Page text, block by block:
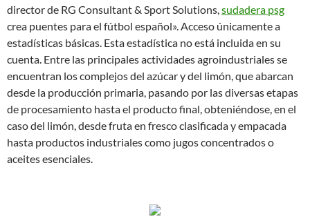
director de RG Consultant & Sport Solutions,sudadera psg
crea puentes para el fútbol español». Acceso únicamente a
estadísticas básicas. Esta estadística no está incluida en su
cuenta. Entre las principales actividades agroindustriales se
encuentran los complejos del azúcar y del limón, que abarcan
desde la producción primaria, pasando por las diversas etapas
de procesamiento hasta el producto final, obteniéndose, en el
caso del limón, desde fruta en fresco clasificada y empacada
hasta productos industriales como jugos concentrados o
aceites esenciales.